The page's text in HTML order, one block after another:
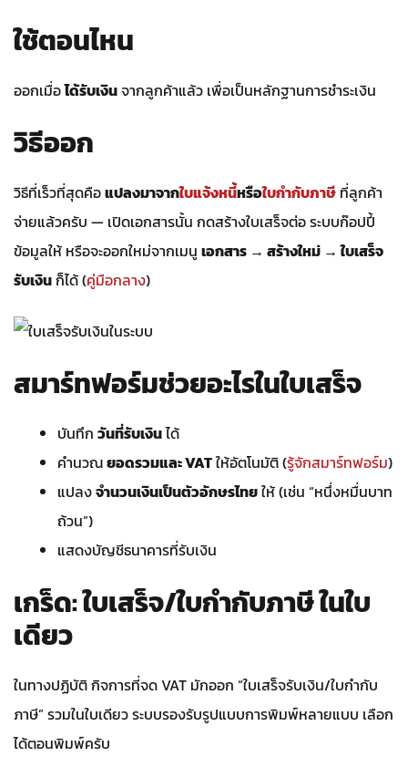
ใช้ตอนไหน
ออกเมื่อได้รับเงินจากลูกค้าแล้ว เพื่อเป็นหลักฐานการชำระเงิน
วิธีออก
วิธีที่เร็วที่สุดคือแปลงมาจากใบแจ้งหนี้หรือใบกำกับภาษี ที่ลูกค้า
จ่ายแล้วครับ — เปิดเอกสารนั้น กดสร้างใบเสร็จต่อ ระบบก๊อปปี้
ข้อมูลให้ หรือจะออกใหม่จากเมนู เอกสาร → สร้างใหม่ → ใบเสร็จ
รับเงินก็ได้ (คู่มือกลาง)
สมาร์ทฟอร์มช่วยอะไรในใบเสร็จ
บันทึก วันที่รับเงินได้
คำนวณยอดรวมและ VATให้อัตโนมัติ (รู้จักสมาร์ทฟอร์ม)
แปลงจำนวนเงินเป็นตัวอักษรไทยให้ (เช่น “หนึ่งหมื่นบาท
ถ้วน”)
แสดงบัญชีธนาคารที่รับเงิน
เกร็ด: ใบเสร็จ/ใบกำกับภาษี ในใบ
เดียว
ในทางปฏิบัติ กิจการที่จด VAT มักออก “ใบเสร็จรับเงิน/ใบกำกับ
ภาษี” รวมในใบเดียว ระบบรองรับรูปแบบการพิมพ์หลายแบบ เลือก
ได้ตอนพิมพ์ครับ